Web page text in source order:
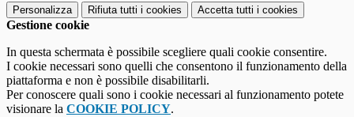
Personalizza Rifiuta tutti i cookies Accetta tutti i cookies
Gestione cookie
In questa schermata è possibile scegliere quali cookie consentire.
I cookie necessari sono quelli che consentono il funzionamento della
piattaforma e non è possibile disabilitarli.
Per conoscere quali sono i cookie necessari al funzionamento potete
visionare la COOKIE POLICY.